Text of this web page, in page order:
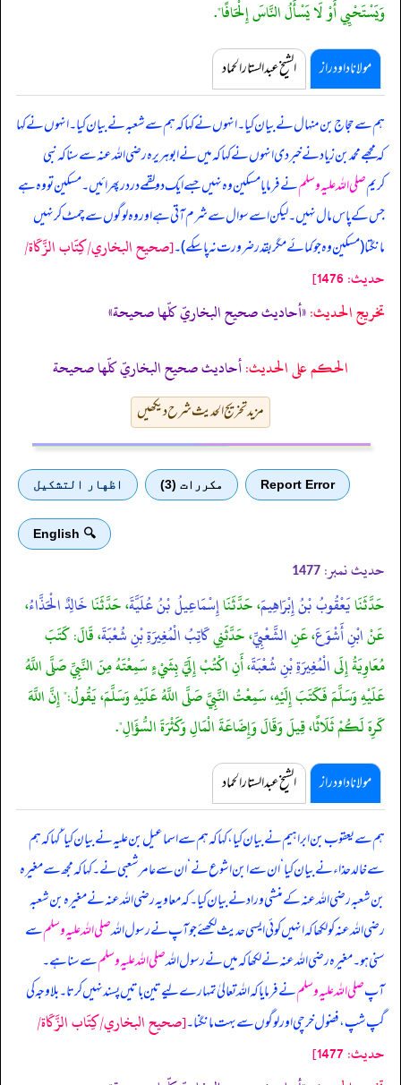
وَيَسْتَحْيِي أَوْ لَا يَسْأَلُ النَّاسَ إِلْحَافًا".
مولانا داود راز الشیخ عبدالستار الحماد
ہم سے حجاج بن منہال نے بیان کیا۔ انہوں نے کہا کہ ہم سے شعبہ نے بیان کیا۔ انہوں نے کہا
کہ مجھے محمد بن زیاد نے خبر دی انہوں نے کہا کہمیں نے ابوہریرہ رضی اللہ عنہ سے سنا کہ نبی
کریمصلی اللہ علیہ وسلمنے فرمایا مسکین وہ نہیں جسے ایک دو لقمے در در پھرائیں۔ مسکین تو وہ ہے
جس کے پاس مال نہیں۔ لیکن اسے سوال سے شرم آتی ہے اور وہ لوگوں سے چمٹ کر نہیں
مانگتا (مسکین وہ جو کمائے مگر بقدر ضرورت نہ پا سکے)۔[صحيح البخاري/كِتَاب الزَّكَاة/
حدیث: 1476]
تخریج الحدیث:«أحاديث صحيح البخاريّ كلّها صحيحة»
الحكم على الحديث:أحاديث صحيح البخاريّ كلّها صحيحة
مزید تخریج الحدیث شرح دیکھیں
Report Error مكررات (3) اظهار التشكيل
🔍 English
حدیث نمبر: 1477
حَدَّثَنَايَعْقُوبُ بْنُ إِبْرَاهِيمَ، حَدَّثَنَاإِسْمَاعِيلُ بْنُ عُلَيَّةَ، حَدَّثَنَاخَالِدٌ الْحَذَّاءُ،
عَنْابْنِ أَشْوَعَ، عَنِالشَّعْبِيِّ، حَدَّثَنِيكَاتِبُ الْمُغِيرَةِ بْنِ شُعْبَةَ، قَالَ: كَتَبَ
مُعَاوِيَةُ إِلَىالْمُغِيرَةِ بْنِ شُعْبَةَ، أَنِ اكْتُبْ إِلَيَّ بِشَيْءٍ سَمِعْتَهُ مِنَ النَّبِيِّ صَلَّى اللَّهُ
عَلَيْهِ وَسَلَّمَ فَكَتَبَ إِلَيْهِ، سَمِعْتُ النَّبِيَّ صَلَّى اللَّهُ عَلَيْهِ وَسَلَّمَ، يَقُولُ:" إِنَّ اللَّهَ
كَرِهَ لَكُمْ ثَلَاثًا، قِيلَ وَقَالَ وَإِضَاعَةَ الْمَالِ وَكَثْرَةَ السُّؤَالِ".
مولانا داود راز الشیخ عبدالستار الحماد
ہم سے یعقوب بن ابراہیم نے بیان کیا، کہا کہ ہم سے اسماعیل بن علیہ نے بیان کیا ‘ کہا کہ ہم
سے خالد حذاء نے بیان کیا ‘ ان سے ابن اشوع نے ‘ ان سے عامر شعبی نے۔ کہا کہ مجھ سے مغیرہ
بن شعبہ رضی اللہ عنہ کے منشی وراد نے بیان کیا۔ کہمعاویہ رضی اللہ عنہ نے مغیرہ بن شعبہ
رضی اللہ عنہ کو لکھا کہ انہیں کوئی ایسی حدیث لکھئے جو آپ نے رسول اللہصلی اللہ علیہ وسلمسے
سنی ہو۔ مغیرہ رضی اللہ عنہ نے لکھا کہ میں نے رسول اللہصلی اللہ علیہ وسلمسے سنا ہے۔
آپصلی اللہ علیہ وسلمنے فرمایا کہ اللہ تعالیٰ تمہارے لیے تین باتیں پسند نہیں کرتا۔ بلاوجہ کی
گپ شپ، فضول خرچی اور لوگوں سے بہت مانگنا۔[صحيح البخاري/كِتَاب الزَّكَاة/
حدیث: 1477]